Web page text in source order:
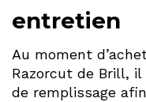
entretien
Au moment
Razorcut de Brill,
de remplissage